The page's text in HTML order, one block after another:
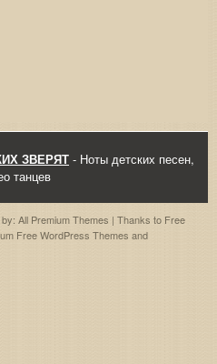
ЗВЕРЯТ - Ноты детских песен,
танцев
All Premium Themes | Thanks to Free
Free WordPress Themes and